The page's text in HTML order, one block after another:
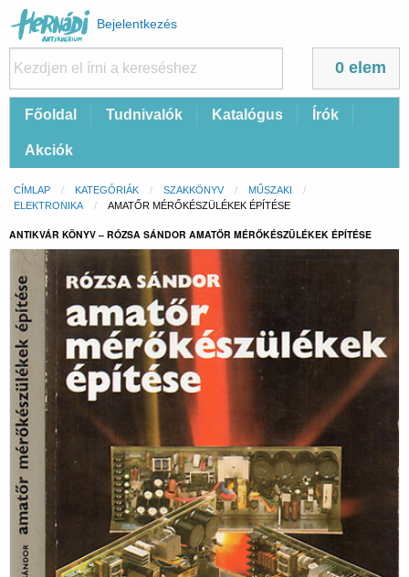
Felhasználói
fiók
menüje
Bejelentkezés
0 elem
FőFőoldal Tudnivalók Katalógus Írók
Akciók
Morzsa
CÍMLAP KATEGÓRIÁK SZAKKÖNYV
MŰSZAKI
ELEKTRONIKA
CURRENT:
AMATŐR MÉRŐKÉSZÜLÉKEK ÉPÍTÉSE
ANTIKVÁR KÖNYV – RÓZSA SÁNDOR AMATŐR MÉRŐKÉSZÜLÉKEK ÉPÍTÉSE